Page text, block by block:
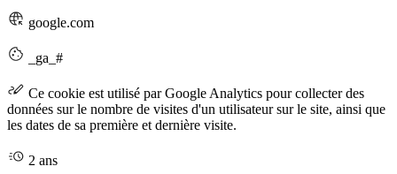
google.com
_ga_#
Ce cookie est utilisé par Google Analytics pour collecter des
données sur le nombre de visites d'un utilisateur sur le site, ainsi que
les dates de sa première et dernière visite.
2 ans